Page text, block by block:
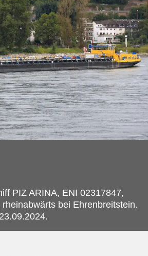
PIZ ARINA, ENI 02317847,
bei Ehrenbreitstein.